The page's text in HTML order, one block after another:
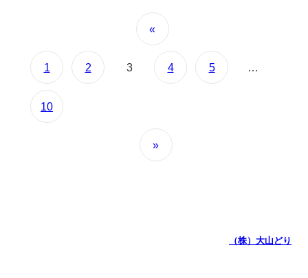
«
1 2 3 4 5 …
10
»
（株）大山どり